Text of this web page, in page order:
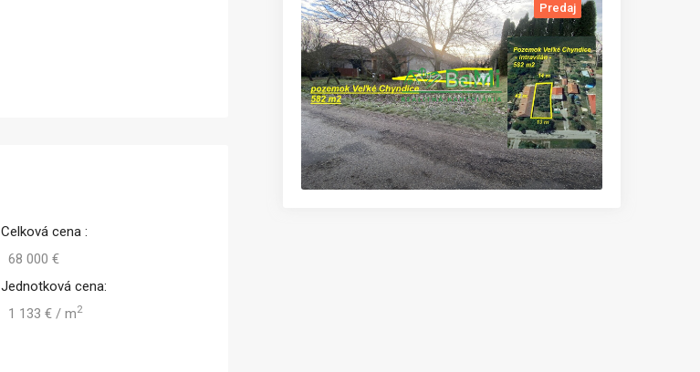
Celková cena :
68 000 €
Jednotková cena:
1 133 € / m2
Predaj